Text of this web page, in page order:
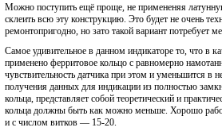
Можно поступить ещё проще, не примененяя
склеить всю эту конструкцию. Это будет не очень
ремонтопригодно, но зато такой вариант потребует
Самое удивительное в данном индикаторе то, что в
применено ферритовое кольцо с равномерно
чувствительность датчика при этом и уменьшится в
получения данных для индикации из полностью
кольца, представляет собой теоретический и
кольца должны быть как можно меньше. Хорошо
и с числом витков — 15-20.